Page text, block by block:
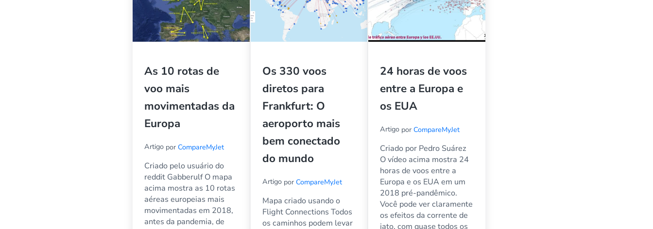
As 10 rotas de
voo mais
movimentadas da
Europa
Artigo por CompareMyJet
Criado pelo usuário do
reddit Gabberulf O mapa
acima mostra as 10 rotas
aéreas europeias mais
movimentadas em 2018,
antes da pandemia, de
Os 330 voos
diretos para
Frankfurt: O
aeroporto mais
bem conectado
do mundo
Artigo por CompareMyJet
Mapa criado usando o
Flight Connections Todos
os caminhos podem levar
24 horas de voos
entre a Europa e
os EUA
Artigo por CompareMyJet
Criado por Pedro Suárez
O vídeo acima mostra 24
horas de voos entre a
Europa e os EUA em um
2018 pré-pandêmico.
Você pode ver claramente
os efeitos da corrente de
jato, com quase todos os